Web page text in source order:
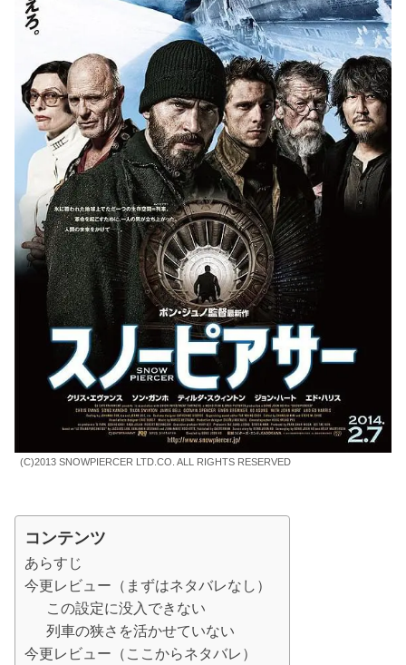
(C)2013 SNOWPIERCER LTD.CO. ALL RIGHTS RESERVED
コンテンツ
あらすじ
今更レビュー（まずはネタバレなし）
この設定に没入できない
列車の狭さを活かせていない
今更レビュー（ここからネタバレ）